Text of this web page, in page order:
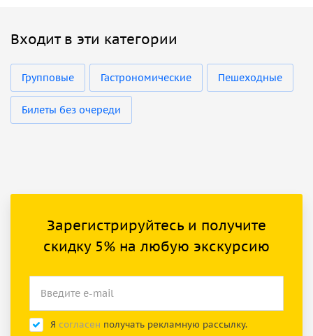
Входит в эти категории
Групповые Гастрономические Пешеходные
Билеты без очереди
Зарегистрируйтесь и получите
скидку 5% на любую экскурсию
Я согласен получать рекламную рассылку.